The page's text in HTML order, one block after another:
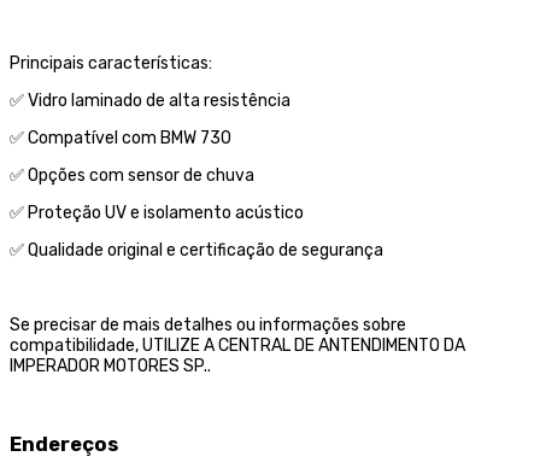
Principais características:
✅ Vidro laminado de alta resistência
✅ Compatível com BMW 730
✅ Opções com sensor de chuva
✅ Proteção UV e isolamento acústico
✅ Qualidade original e certificação de segurança
Se precisar de mais detalhes ou informações sobre
compatibilidade, UTILIZE A CENTRAL DE ANTENDIMENTO DA
IMPERADOR MOTORES SP..
Endereços